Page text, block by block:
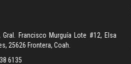
Gral. Francisco Murguía Lote #12, Elsa
25626 Frontera, Coah.
6135